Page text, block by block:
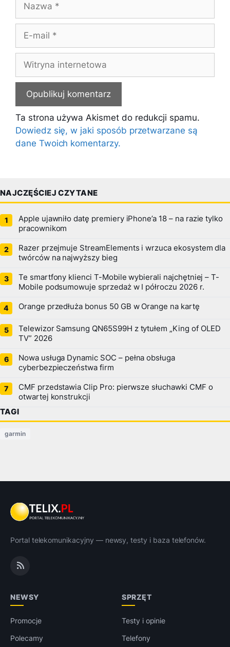
mail
internetowa
Ta strona używa Akismet do redukcji spamu.
Dowiedz się, w jaki sposób przetwarzane są
dane Twoich komentarzy.
NAJCZĘŚCIEJ CZYTANE
Apple ujawniło datę premiery iPhone’a 18 – na razie tylko
pracownikom
Razer przejmuje StreamElements i wrzuca ekosystem dla
twórców na najwyższy bieg
Te smartfony klienci T-Mobile wybierali najchętniej – T-
Mobile podsumowuje sprzedaż w I półroczu 2026 r.
Orange przedłuża bonus 50 GB w Orange na kartę
Telewizor Samsung QN65S99H z tytułem „King of OLED
TV” 2026
Nowa usługa Dynamic SOC – pełna obsługa
cyberbezpieczeństwa firm
CMF przedstawia Clip Pro: pierwsze słuchawki CMF o
otwartej konstrukcji
TAGI
garmin
Portal telekomunikacyjny — newsy, testy i baza telefonów.
NEWSY
Promocje
Polecamy
SPRZĘT
Testy i opinie
Telefony